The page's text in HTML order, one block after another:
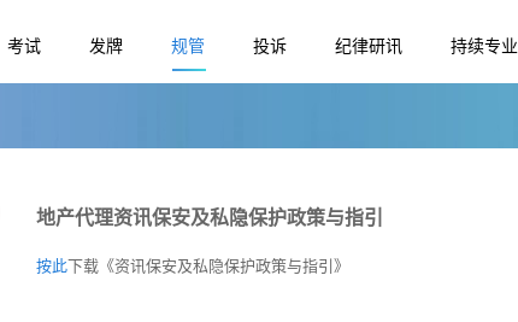
考试 发牌 规管 投诉 纪律研讯 持续专
地产代理资讯保安及私隐保护政策与指引
按此下载《资讯保安及私隐保护政策与指引》